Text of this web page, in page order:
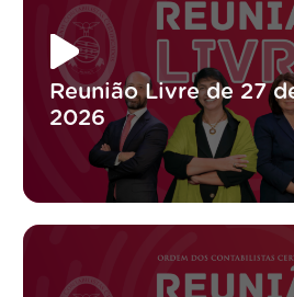
Reunião Livre de 27
2026